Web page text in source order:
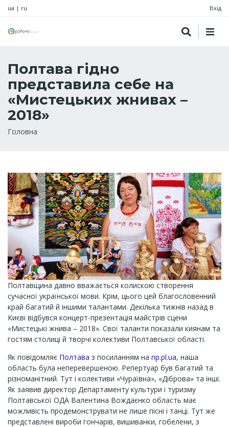
ua | ru Вхід
Полтава гідно
представила себе на
«Мистецьких жнивах –
2018»
Рядок
Головна
Полтавщина давно вважається колискою створення
сучасної української мови. Крім, цього цей благословенний
край багатий й іншими талантами. Декілька тижнів назад в
Києві відбувся концерт-презентація майстрів сцени
«Мистецькі жнива – 2018». Свої таланти показали киянам та
гостям столиці й творчі колективи Полтавської області.
Як повідомляє Полтава з посиланням на np.pl.ua, наша
область була неперевершеною. Репертуар був багатий та
різноманітний. Тут і колективи «Чураївна», «Діброва» та інші.
Як заявив директор Департаменту культури і туризму
Полтавської ОДА Валентина Вождаєнко область має
можливість продемонструвати не лише пісні і танці. Тут же
представлені вироби гончарів, вишиванки, гобелени, з